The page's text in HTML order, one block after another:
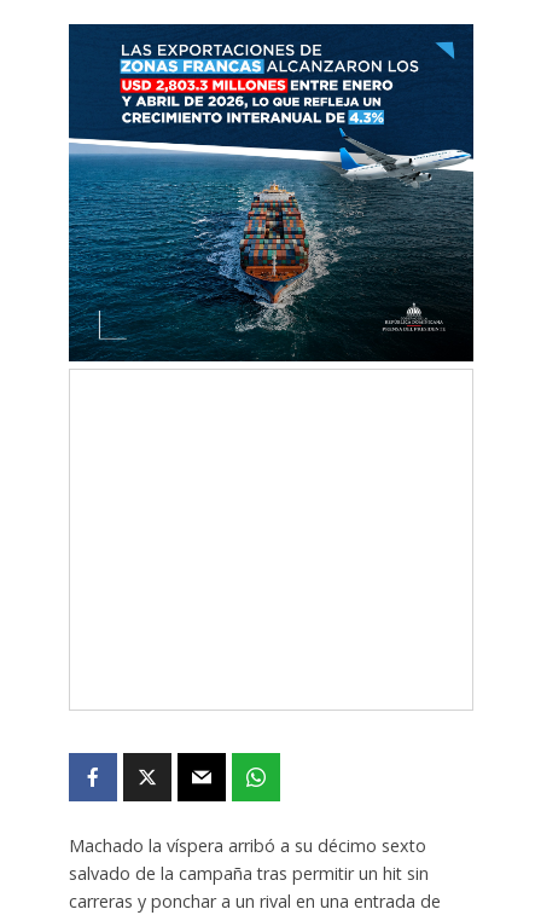
Machado la víspera arribó a su décimo sexto
salvado de la campaña tras permitir un hit sin
carreras y ponchar a un rival en una entrada de